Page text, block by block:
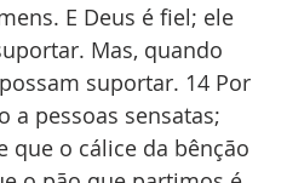
E Deus é fiel; ele
Mas, quando
suportar. 14 Por
a pessoas sensatas;
que o cálice da bênção